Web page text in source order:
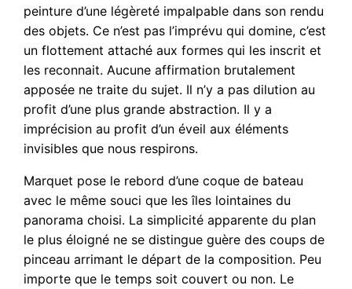
peinture d’une légèreté impalpable dans son rendu
des objets. Ce n’est pas l’imprévu qui domine, c’est
un flottement attaché aux formes qui les inscrit et
les reconnait. Aucune affirmation brutalement
apposée ne traite du sujet. Il n’y a pas dilution au
profit d’une plus grande abstraction. Il y a
imprécision au profit d’un éveil aux éléments
invisibles que nous respirons.
Marquet pose le rebord d’une coque de bateau
avec le même souci que les îles lointaines du
panorama choisi. La simplicité apparente du plan
le plus éloigné ne se distingue guère des coups de
pinceau arrimant le départ de la composition. Peu
importe que le temps soit couvert ou non. Le